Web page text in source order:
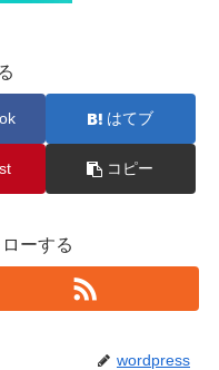
はてブ
コピー
ーする
wordpress